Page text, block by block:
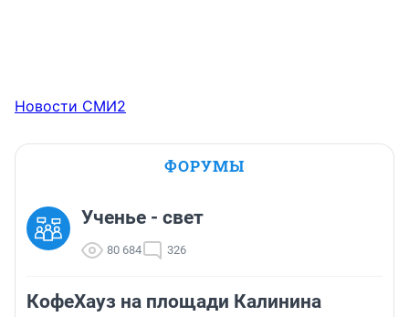
Новости СМИ2
ФОРУМЫ
Ученье - свет
80 684 326
КофеХауз на площади Калинина